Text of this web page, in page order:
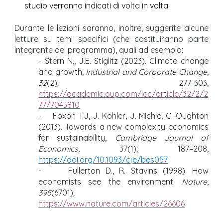
studio verranno indicati di volta in volta.
Durante le lezioni saranno, inoltre, suggerite alcune
letture su temi specifici (che costituiranno parte
integrante del programma), quali ad esempio:
- Stern N., J.E. Stiglitz (2023). Climate change
and growth, Industrial and Corporate Change,
32(2); 277-303,
https://academic.oup.com/icc/article/32/2/2
77/7043810
-
Foxon T.J, J. Köhler, J. Michie, C. Oughton
(2013). Towards a new complexity economics
for sustainability,
Cambridge Journal of
Economics, 37(1); 187–208,
https://doi.org/10.1093/cje/bes057
-
Fullerton D., R. Stavins (1998). How
economists see the environment. Nature,
395(6701);
https://www.nature.com/articles/26606